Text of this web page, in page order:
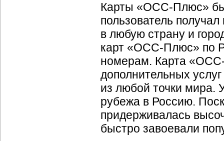
Карты «ОСС-Плюс»
пользователь
в любую страну и
карт «ОСС-Плюс» по
номерам. Карта «
дополнительных
из любой точки мира.
рубежа в Россию.
придерживалась
быстро завоевали